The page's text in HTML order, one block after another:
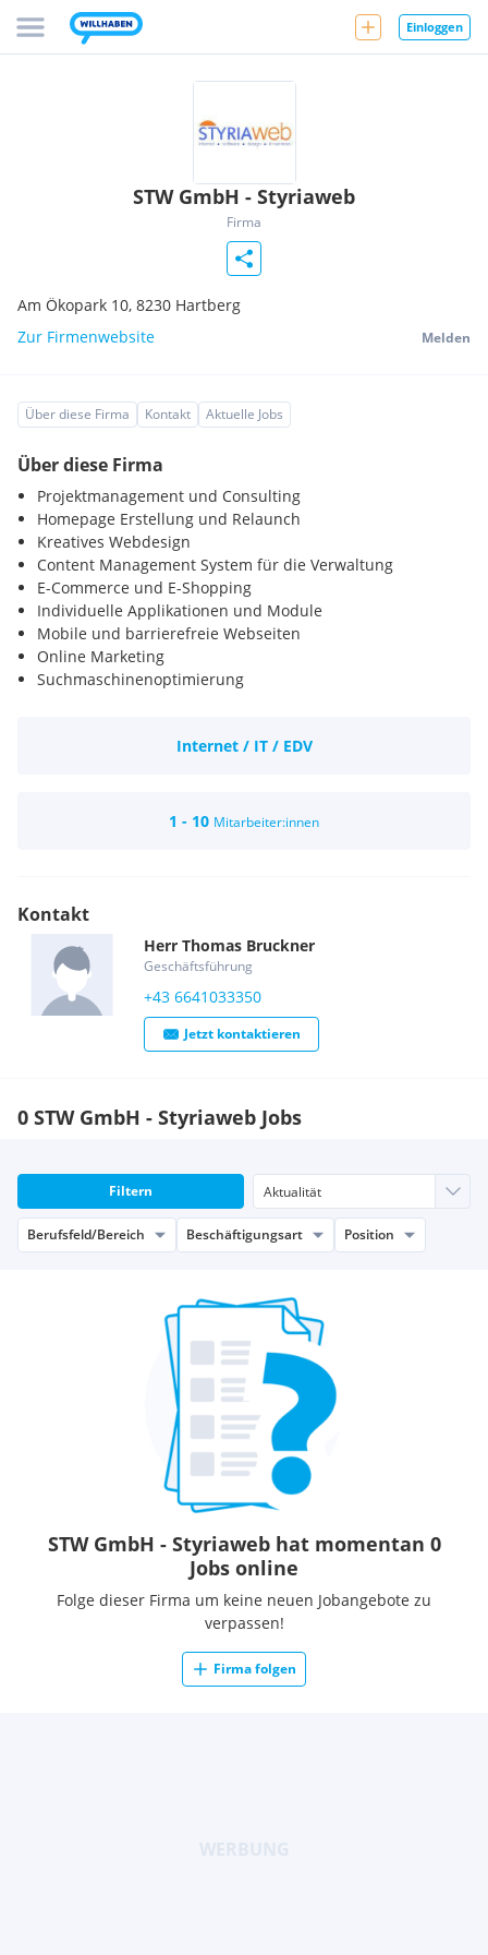
Einloggen
STW GmbH - Styriaweb
Firma
Am Ökopark 10, 8230 Hartberg
Zur Firmenwebsite
Melden
Über diese Firma Kontakt Aktuelle Jobs
Über diese Firma
Projektmanagement und Consulting
Homepage Erstellung und Relaunch
Kreatives Webdesign
Content Management System für die Verwaltung
E-Commerce und E-Shopping
Individuelle Applikationen und Module
Mobile und barrierefreie Webseiten
Online Marketing
Suchmaschinenoptimierung
Statistik und Analyse
Unterstützung bei Förderungen
Internet / IT / EDV
1 - 10 Mitarbeiter:innen
Kontakt
Herr Thomas Bruckner
Geschäftsführung
+43 6641033350
Jetzt kontaktieren
0 STW GmbH - Styriaweb Jobs
Filtern
Berufsfeld/Bereich Beschäftigungsart Position
STW GmbH - Styriaweb hat momentan 0
Jobs online
Folge dieser Firma um keine neuen Jobangebote zu
verpassen!
Firma folgen